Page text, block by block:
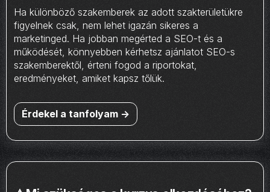
Ha különböző szakemberek az adott szakterületükre
figyelnek csak, nem lehet igazán sikeres a
marketinged. Ha jobban megérted a SEO-t és a
működését, könnyebben kérhetsz ajánlatot SEO-s
szakemberektől, érteni fogod a riportokat,
eredményeket, amiket kapsz tőlük.
Érdekel a tanfolyam ->